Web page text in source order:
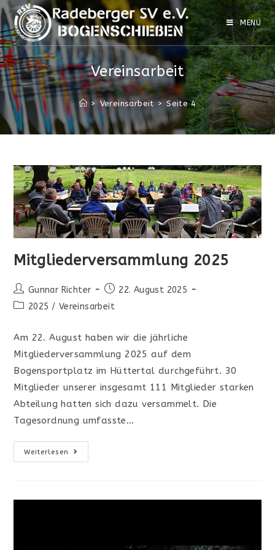
Zum
Inhalt
springen
MENÜ
Vereinsarbeit
> Vereinsarbeit > Seite 4
Mitgliederversammlung 2025
Beitrags-
Autor:
Gunnar Richter
Beitrag
veröffentlicht:
22. August 2025
Beitrags-
2025 / Vereinsarbeit
Am 22. August haben wir die jährliche
Mitgliederversammlung 2025 auf dem
Bogensportplatz im Hüttertal durchgeführt. 30
Mitglieder unserer insgesamt 111 Mitglieder starken
Abteilung hatten sich dazu versammelt. Die
Tagesordnung umfasste…
Weiterlesen
Mitgliederversammlung
2025